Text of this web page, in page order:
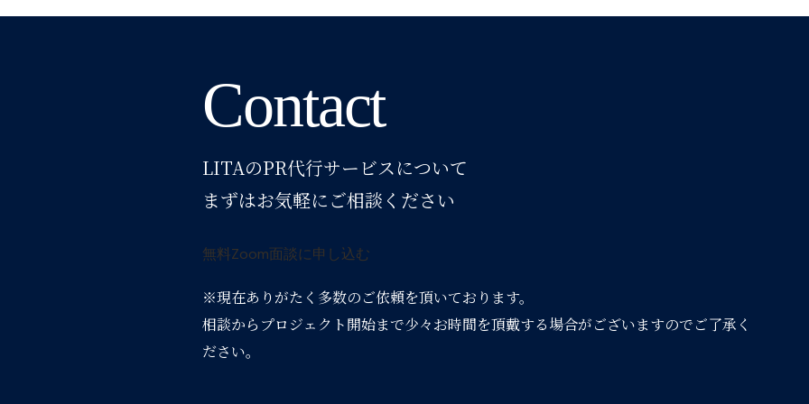
Contact
LITAのPR代行サービスについて
まずはお気軽にご相談ください
無料Zoom面談に申し込む
※現在ありがたく多数のご依頼を頂いております。
相談からプロジェクト開始まで少々お時間を頂戴する場合がございますのでご了承く
ださい。